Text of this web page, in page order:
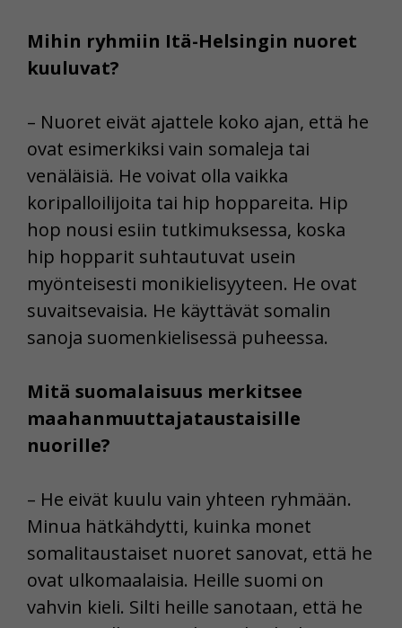
Mihin ryhmiin Itä-Helsingin nuoret
kuuluvat?
– Nuoret eivät ajattele koko ajan, että he
ovat esimerkiksi vain somaleja tai
venäläisiä. He voivat olla vaikka
koripalloilijoita tai hip hoppareita. Hip
hop nousi esiin tutkimuksessa, koska
hip hopparit suhtautuvat usein
myönteisesti monikielisyyteen. He ovat
suvaitsevaisia. He käyttävät somalin
sanoja suomenkielisessä puheessa.
Mitä suomalaisuus merkitsee
maahanmuuttajataustaisille
nuorille?
– He eivät kuulu vain yhteen ryhmään.
Minua hätkähdytti, kuinka monet
somalitaustaiset nuoret sanovat, että he
ovat ulkomaalaisia. Heille suomi on
vahvin kieli. Silti heille sanotaan, että he